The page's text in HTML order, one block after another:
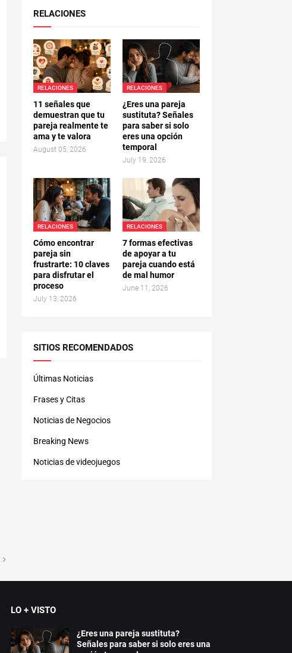
RELACIONES
RELACIONES
11 señales que
demuestran que tu
pareja realmente te
ama y te valora
August 05, 2026
RELACIONES
¿Eres una pareja
sustituta? Señales
para saber si solo
eres una opción
temporal
July 19, 2026
RELACIONES
Cómo encontrar
pareja sin
frustrarte: 10 claves
para disfrutar el
proceso
July 13, 2026
RELACIONES
7 formas efectivas
de apoyar a tu
pareja cuando está
de mal humor
June 11, 2026
SITIOS RECOMENDADOS
Últimas Noticias
Frases y Citas
Noticias de Negocios
Breaking News
Noticias de videojuegos
LO + VISTO
¿Eres una pareja sustituta?
Señales para saber si solo eres una